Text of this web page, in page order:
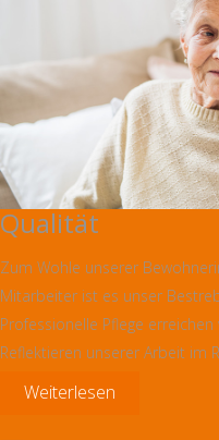
Qualität
Zum Wohle unserer
Mitarbeiter ist es unser
Professionelle Pflege
Reflektieren unserer Arbeit im
Weiterlesen